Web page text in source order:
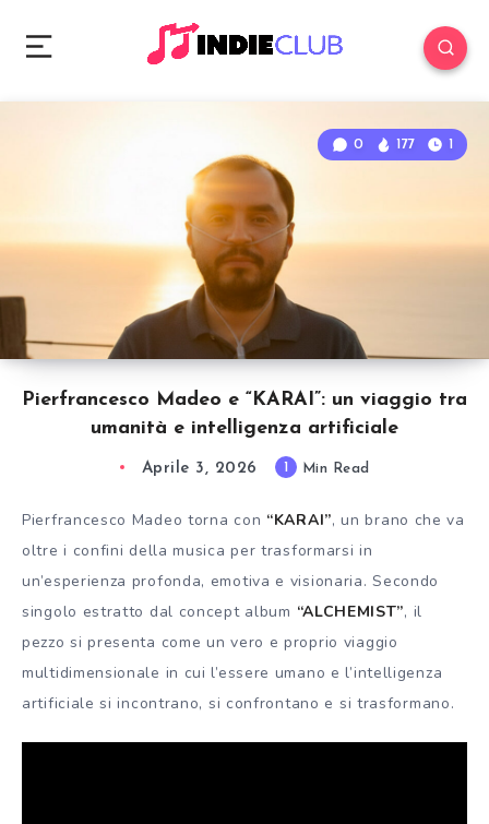
Pierfrancesco Madeo e “KARAI”: un viaggio tra
umanità e intelligenza artificiale
0 177 1
Aprile 3, 2026 Min Read
Pierfrancesco Madeo torna con “KARAI”, un brano che va
oltre i confini della musica per trasformarsi in
un’esperienza profonda, emotiva e visionaria. Secondo
singolo estratto dal concept album “ALCHEMIST”, il
pezzo si presenta come un vero e proprio viaggio
multidimensionale in cui l’essere umano e l’intelligenza
artificiale si incontrano, si confrontano e si trasformano.